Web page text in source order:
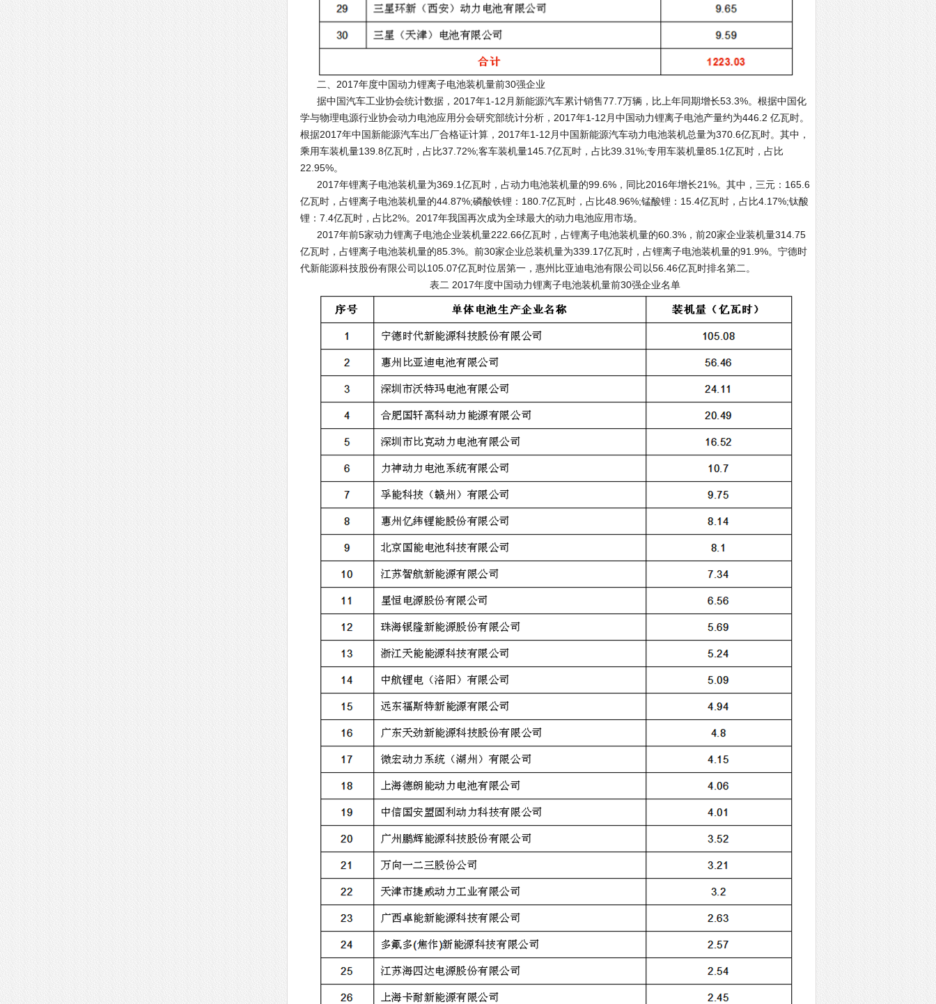
二、2017年度中国动力锂离子电池装机量前30强企业
据中国汽车工业协会统计数据，2017年1-12月新能源汽车累计销售77.7万辆，比上年同期增长53.3%。根据中国化
学与物理电源行业协会动力电池应用分会研究部统计分析，2017年1-12月中国动力锂离子电池产量约为446.2 亿瓦时。
根据2017年中国新能源汽车出厂合格证计算，2017年1-12月中国新能源汽车动力电池装机总量为370.6亿瓦时。其中，
乘用车装机量139.8亿瓦时，占比37.72%;客车装机量145.7亿瓦时，占比39.31%;专用车装机量85.1亿瓦时，占比
22.95%。
2017年锂离子电池装机量为369.1亿瓦时，占动力电池装机量的99.6%，同比2016年增长21%。其中，三元：165.6
亿瓦时，占锂离子电池装机量的44.87%;磷酸铁锂：180.7亿瓦时，占比48.96%;锰酸锂：15.4亿瓦时，占比4.17%;钛酸
锂：7.4亿瓦时，占比2%。2017年我国再次成为全球最大的动力电池应用市场。
2017年前5家动力锂离子电池企业装机量222.66亿瓦时，占锂离子电池装机量的60.3%，前20家企业装机量314.75
亿瓦时，占锂离子电池装机量的85.3%。前30家企业总装机量为339.17亿瓦时，占锂离子电池装机量的91.9%。宁德时
代新能源科技股份有限公司以105.07亿瓦时位居第一，惠州比亚迪电池有限公司以56.46亿瓦时排名第二。
表二 2017年度中国动力锂离子电池装机量前30强企业名单